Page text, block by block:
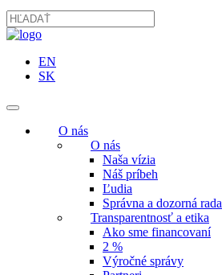
EN
SK
O nás
O nás
Naša vízia
Náš príbeh
Ľudia
Správna a dozorná rada
Transparentnosť a etika
Ako sme financovaní
2 %
Výročné správy